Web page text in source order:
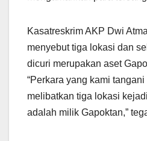
Kasatreskrim AKP Dwi
menyebut tiga lokasi dan
dicuri merupakan aset
“Perkara yang kami
melibatkan tiga lokasi
adalah milik Gapoktan,”